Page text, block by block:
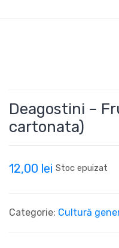
Deagostini –
cartonata)
12,00 lei Stoc epuizat
Categorie: Cultură